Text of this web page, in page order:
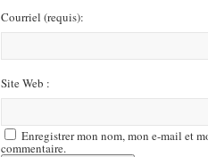
Courriel (requis):
Site Web :
Enregistrer mon nom, mon e-mail et
commentaire.